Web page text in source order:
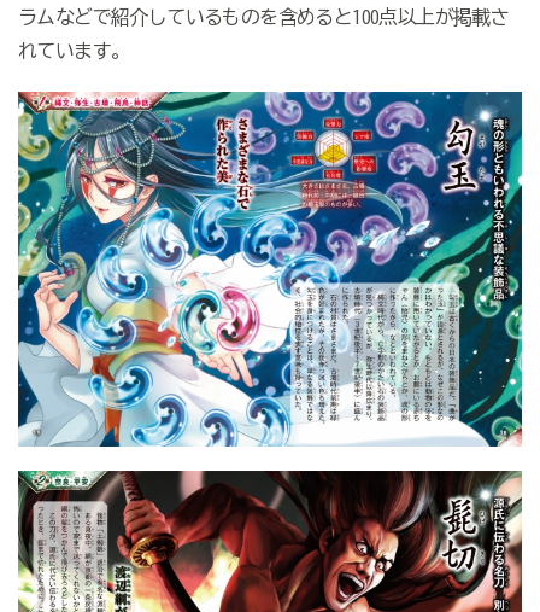
ラムなどで紹介しているものを含めると100点以上が掲載さ
れています。